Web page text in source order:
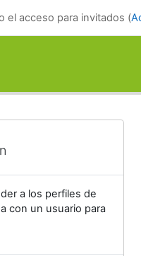
el acceso para invitados (
a los perfiles de
con un usuario para